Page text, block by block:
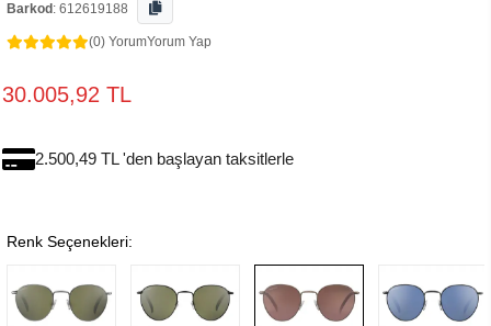
Barkod : 612619188
(0) YorumYorum Yap
30.005,92 TL
2.500,49 TL 'den başlayan taksitlerle
Renk Seçenekleri: